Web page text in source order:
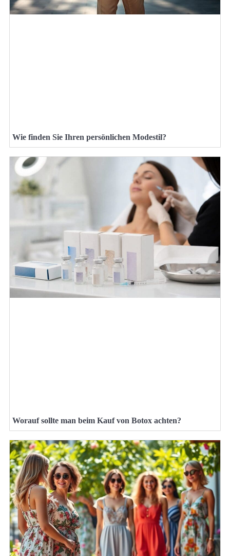
Wie finden Sie Ihren persönlichen Modestil?
Worauf sollte man beim Kauf von Botox achten?